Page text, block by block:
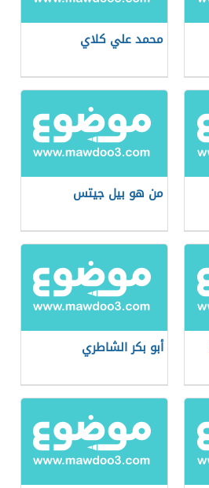
محمد علي كلاي
من هو بيل جيتس
أبو بكر الشاطري